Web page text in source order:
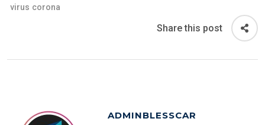
virus corona
Share this post
ADMINBLESSCAR